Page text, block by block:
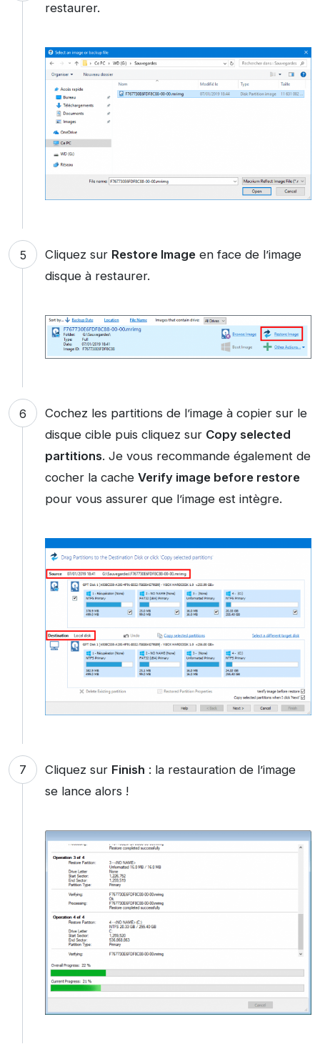
restaurer.
Cliquez sur Restore Imageen face de l’image
disque à restaurer.
Cochez les partitions de l’image à copier sur le
disque cible puis cliquez sur Copy selected
partitions. Je vous recommande également de
cocher la cache Verify image before restore
pour vous assurer que l’image est intègre.
Cliquez sur Finish : la restauration de l’image
se lance alors !